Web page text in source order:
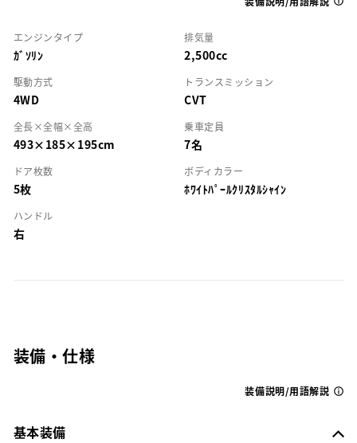
エンジンタイプ
ｶﾞｿﾘﾝ
排気量
2,500cc
駆動方式
4WD
トランスミッション
CVT
全長×全幅×全高
493×185×195cm
乗車定員
7名
ドア枚数
5枚
ボディカラー
ﾎﾜｲﾄﾊﾟｰﾙｸﾘｽﾀﾙｼｬｲﾝ
ハンドル
右
装備・仕様
装備説明/用語解説
基本装備